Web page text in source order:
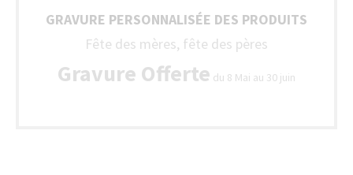
GRAVURE PERSONNALISÉE DES PRODUITS
Fête des mères, fête des pères
Gravure Offerte du 8 Mai au 30 juin